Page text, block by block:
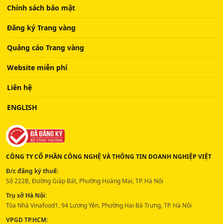
Chính sách bảo mật
Đăng ký Trang vàng
Quảng cáo Trang vàng
Website miễn phí
Liên hệ
ENGLISH
CÔNG TY CỔ PHẦN CÔNG NGHỆ VÀ THÔNG TIN DOANH NGHIỆP VIỆT
Đ/c đăng ký thuế:
Số 222B, Đường Giáp Bát, Phường Hoàng Mai, TP. Hà Nội
Trụ sở Hà Nội:
Tòa Nhà Vinafood1, 94 Lương Yên, Phường Hai Bà Trưng, TP. Hà Nội
VPGD TP.HCM: